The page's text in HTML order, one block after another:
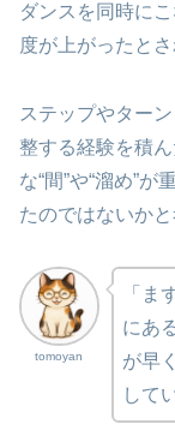
ダンスを同時に
度が上がったとさ
ステップやター
整する経験を積
な“間”や“溜め”
たのではないかと
tomoyan
「ま
にあ
が早
して